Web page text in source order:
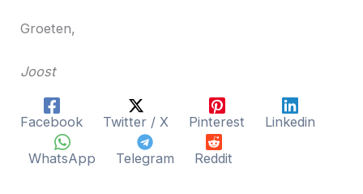
Groeten,
Joost
Facebook Twitter / X Pinterest Linkedin
WhatsApp Telegram Reddit